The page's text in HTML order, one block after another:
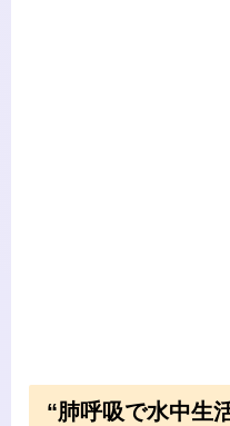
“肺呼吸で水中生